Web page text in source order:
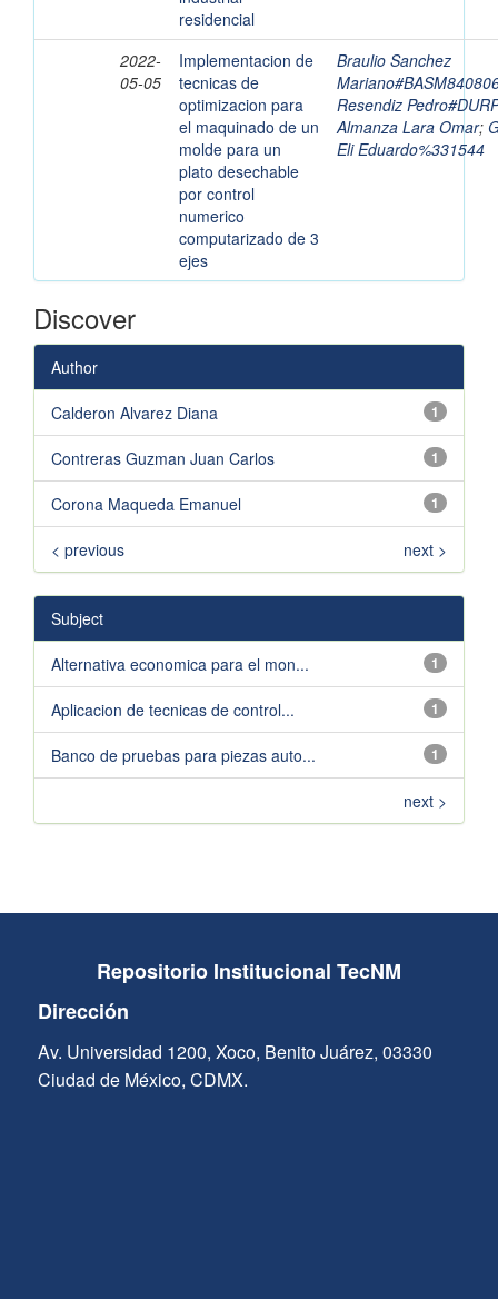
residencial
2022-
05-05
Implementacion de
tecnicas de
optimizacion para
el maquinado de un
molde para un
plato desechable
por control
numerico
computarizado de 3
ejes
Braulio Sanchez
Resendiz
Almanza Lara Omar;
Eli Eduardo%331544
Discover
Author
1
Calderon Alvarez Diana
1
Contreras Guzman Juan Carlos
1
Corona Maqueda Emanuel
< previous next >
Subject
1
Alternativa economica para el mon...
1
Aplicacion de tecnicas de control...
1
Banco de pruebas para piezas auto...
next >
Repositorio Institucional TecNM
Dirección
Av. Universidad 1200, Xoco, Benito Juárez, 03330
Ciudad de México, CDMX.